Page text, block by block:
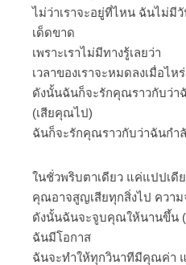
ไม่ว่าเราจะอยู่ที่ไหน ฉันไม่
เด็ดขาด
เพราะเราไม่มีทางรู้เลยว่า
เวลาของเราจะหมดลงเมื่อไหร่
ดังนั้นฉันก็จะรักคุณราวกับว่า
(เสียคุณไป)
ฉันก็จะรักคุณราวกับว่าฉันกำ
ในชั่วพริบตาเดียว แค่แปปเดี
คุณอาจสูญเสียทุกสิ่งไป ควา
ดังนั้นฉันจะจูบคุณให้นานขึ้น (
ฉันมีโอกาส
ฉันจะทำให้ทุกวินาทีมีคุณค่า